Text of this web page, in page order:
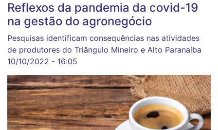
Reflexos da pandemia da covid-19
na gestão do agronegócio
Pesquisas identificam consequências nas atividades
de produtores do Triângulo Mineiro e Alto Paranaíba
10/10/2022 - 16:05